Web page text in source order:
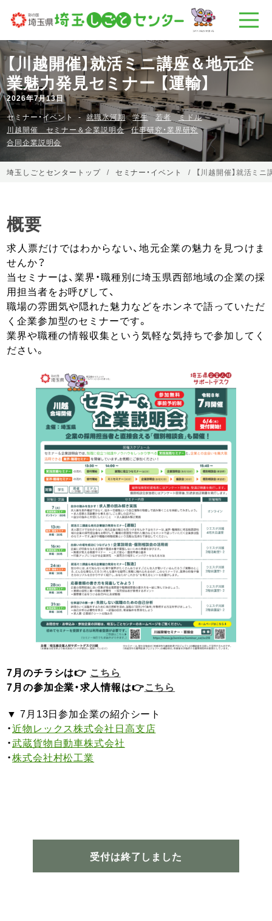
【川越開催】就活ミニ講座＆地元企
業魅力発見セミナー 【運輸】
2026年7月13日
セミナー・イベント
就職氷河期 学生 若者
ミドル
川越開催 セミナー＆企業説明会
仕事研究・業界研究
合同企業説明会
埼玉しごとセンタートップ セミナー・イベント 【川越開催】就活ミ
概要
求人票だけではわからない、地元企業の魅力を見つけま
せんか？
当セミナーは、業界・職種別に埼玉県西部地域の企業の採
用担当者をお呼びして、
職場の雰囲気や隠れた魅力などをホンネで語っていただ
く企業参加型のセミナーです。
業界や職種の情報収集という気軽な気持ちで参加してく
ださい。
7月のチラシは👉 こちら
7月の参加企業・求人情報は👉こちら
▼ 7月13日参加企業の紹介シート
・近物レックス株式会社日高支店
・武蔵貨物自動車株式会社
・株式会社村松工業
受付は終了しました